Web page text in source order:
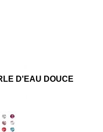
D'EAU DOUCE